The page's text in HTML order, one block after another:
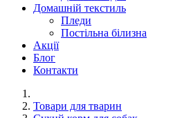
Домашній текстиль
Пледи
Постільна білизна
Акції
Блог
Контакти
Товари для тварин